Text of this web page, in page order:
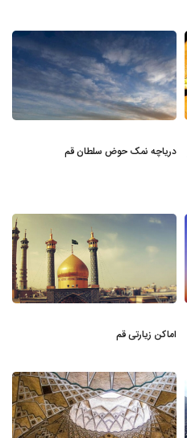
دریاچه نمک حوض سلطان قم
اماکن زیارتی قم